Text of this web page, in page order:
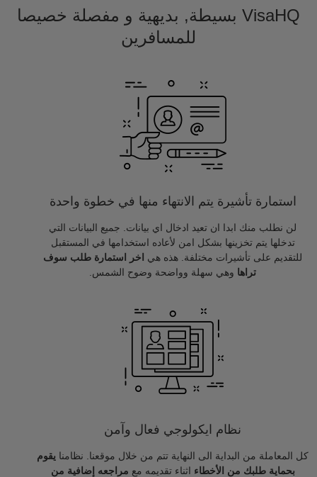
VisaHQ بسيطة, بديهية و مفصلة خصيصا
للمسافرين
استمارة تأشيرة يتم الانتهاء منها في خطوة واحدة
لن نطلب منك ابدا ان تعيد ادخال اي بيانات. جميع البيانات التي
تدخلها يتم تخزينها بشكل امن لأعاده استخدامها في المستقبل
للتقديم على تأشيرات مختلفة. هذه هي
اخر استمارة طلب سوف
تراها وهي سهلة وواضحة وضوح الشمس.
نظام ايكولوجي فعال وآمن
كل المعاملة من البداية الى النهاية تتم من خلال موقعنا. نظامنا يقوم
بحماية طلبك من الأخطاء اثناء تقديمه مع مراجعه إضافية من